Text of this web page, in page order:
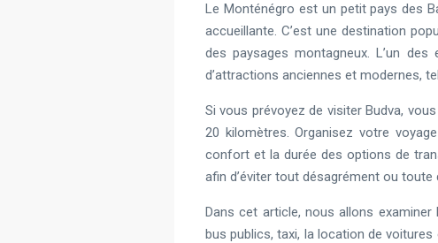
Le Monténégro est un petit pays des
accueillante. C’est une destination
des paysages montagneux. L’un
d’attractions anciennes et modernes,
Si vous prévoyez de visiter Budva,
20 kilomètres. Organisez votre
confort et la durée des options de
afin d’éviter tout désagrément ou toute
Dans cet article, nous allons
bus publics, taxi, la location de